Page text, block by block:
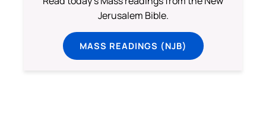
Jerusalem Bible.
MASS READINGS (NJB)